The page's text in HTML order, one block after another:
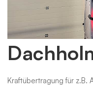
Kraftübertragung für z.B.